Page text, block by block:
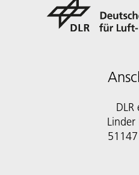
DLR
Linder